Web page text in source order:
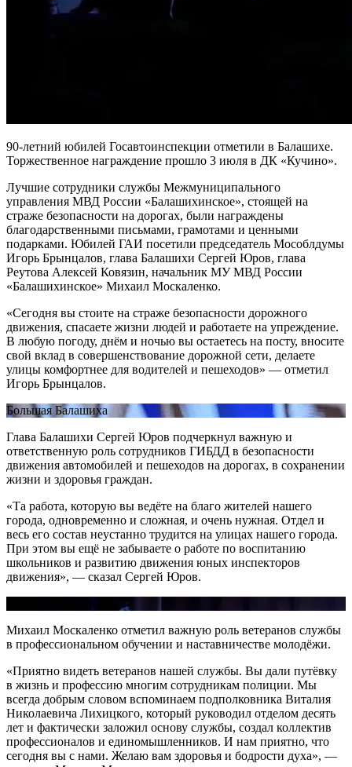
90-летний юбилей Госавтоинспекции отметили в Балашихе.
Торжественное награждение прошло 3 июля в ДК «Кучино».
Лучшие сотрудники службы Межмуниципального
управления МВД России «Балашихинское», стоящей на
страже безопасности на дорогах, были награждены
благодарственными письмами, грамотами и ценными
подарками. Юбилей ГАИ посетили председатель Мособлдумы
Игорь Брынцалов, глава Балашихи Сергей Юров, глава
Реутова Алексей Ковязин, начальник МУ МВД России
«Балашихинское» Михаил Москаленко.
«Сегодня вы стоите на страже безопасности дорожного
движения, спасаете жизни людей и работаете на упреждение.
В любую погоду, днём и ночью вы остаетесь на посту, вносите
свой вклад в совершенствование дорожной сети, делаете
улицы комфортнее для водителей и пешеходов» — отметил
Игорь Брынцалов.
Большая Балашиха
Глава Балашихи Сергей Юров подчеркнул важную и
ответственную роль сотрудников ГИБДД в безопасности
движения автомобилей и пешеходов на дорогах, в сохранении
жизни и здоровья граждан.
«Та работа, которую вы ведёте на благо жителей нашего
города, одновременно и сложная, и очень нужная. Отдел и
весь его состав неустанно трудится на улицах нашего города.
При этом вы ещё не забываете о работе по воспитанию
школьников и развитию движения юных инспекторов
движения», — сказал Сергей Юров.
Большая Балашиха
Михаил Москаленко отметил важную роль ветеранов службы
в профессиональном обучении и наставничестве молодёжи.
«Приятно видеть ветеранов нашей службы. Вы дали путёвку
в жизнь и профессию многим сотрудникам полиции. Мы
всегда добрым словом вспоминаем подполковника Виталия
Николаевича Лихицкого, который руководил отделом десять
лет и фактически заложил основу службы, создал коллектив
профессионалов и единомышленников. И нам приятно, что
сегодня вы с нами. Желаю вам здоровья и бодрости духа», —